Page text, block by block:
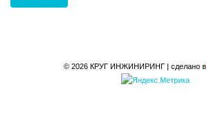
© 2026 КРУГ ИНЖИНИРИНГ | сделано в